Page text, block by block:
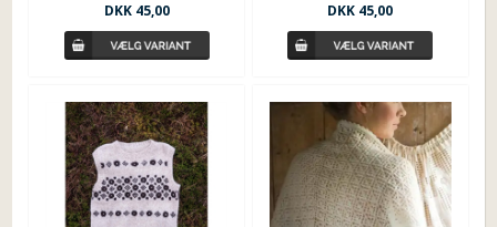
DKK45,00 DKK 45,00